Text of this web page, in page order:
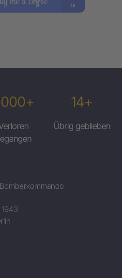
14+
Übrig geblieben